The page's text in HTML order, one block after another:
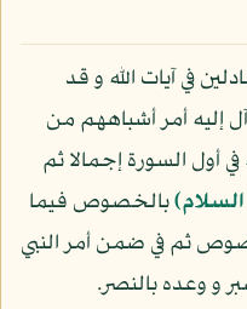
في آيات الله و قد
إليه أمر أشباههم من
أول السورة إجمالا ثم
بالخصوص فيما
ثم في ضمن أمر النبي
و وعده بالنصر.